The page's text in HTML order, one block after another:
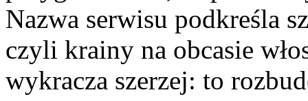
Nazwa serwisu podkreśla
czyli krainy na obcasie
wykracza szerzej: to